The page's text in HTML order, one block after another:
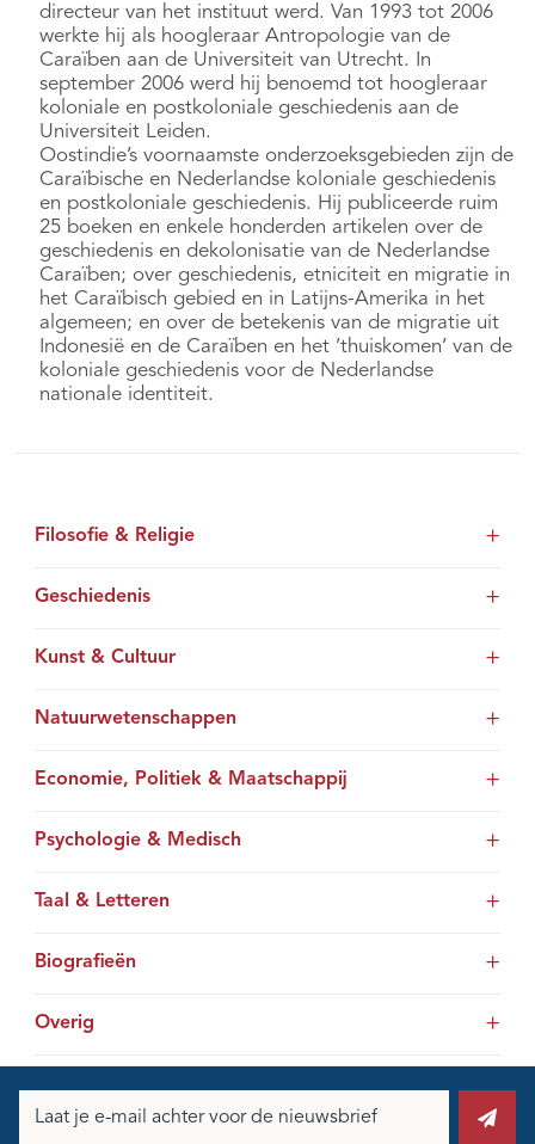
directeur van het instituut werd. Van 1993 tot 2006
werkte hij als hoogleraar Antropologie van de
Caraïben aan de Universiteit van Utrecht. In
september 2006 werd hij benoemd tot hoogleraar
koloniale en postkoloniale geschiedenis aan de
Universiteit Leiden.
Oostindie’s voornaamste onderzoeksgebieden zijn de
Caraïbische en Nederlandse koloniale geschiedenis
en postkoloniale geschiedenis. Hij publiceerde ruim
25 boeken en enkele honderden artikelen over de
geschiedenis en dekolonisatie van de Nederlandse
Caraïben; over geschiedenis, etniciteit en migratie in
het Caraïbisch gebied en in Latijns-Amerika in het
algemeen; en over de betekenis van de migratie uit
Indonesië en de Caraïben en het ’thuiskomen’ van de
koloniale geschiedenis voor de Nederlandse
nationale identiteit.
Filosofie & Religie
Geschiedenis
Kunst & Cultuur
Natuurwetenschappen
Economie, Politiek & Maatschappij
Psychologie & Medisch
Taal & Letteren
Biografieën
Overig
mailadres